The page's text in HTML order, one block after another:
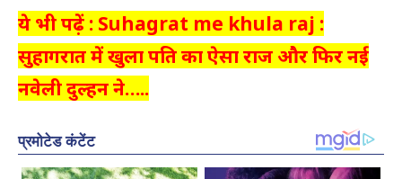
ये भी पढ़ें : Suhagrat me khula raj :
सुहागरात में खुला पति का ऐसा राज और फिर नई
नवेली दुल्हन ने…..